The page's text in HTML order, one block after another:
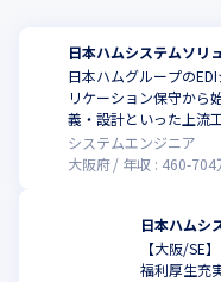
日本ハムシステムソリ
日本ハムグループの
リケーション保守から
義・設計といった上流
間は大阪本社にて勤務
システムエンジニア
大阪府
年収 : 460-704
日本ハムシ
【大阪/SE
福利厚生充